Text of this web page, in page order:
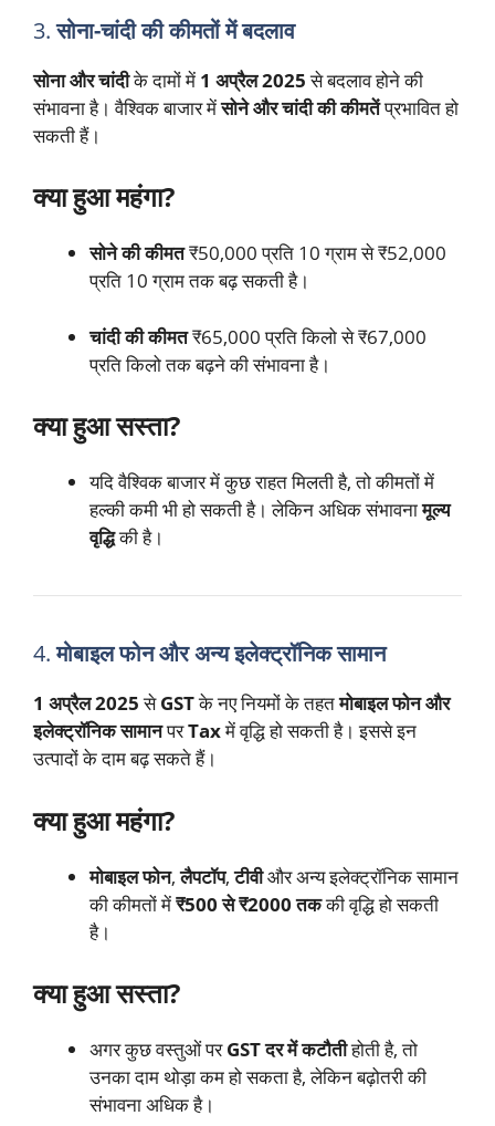
3.सोना-चांदी की कीमतों में बदलाव
सोना और चांदीके दामों में 1 अप्रैल 2025से बदलाव होने की
संभावना है। वैश्विक बाजार मेंसोने और चांदी की कीमतेंप्रभावित हो
सकती हैं।
क्या हुआ महंगा?
सोने की कीमत₹50,000 प्रति 10 ग्राम से ₹52,000
प्रति 10 ग्राम तक बढ़ सकती है।
चांदी की कीमत₹65,000 प्रति किलो से ₹67,000
प्रति किलो तक बढ़ने की संभावना है।
क्या हुआ सस्ता?
यदि वैश्विक बाजार में कुछ राहत मिलती है, तो कीमतों में
हल्की कमी भी हो सकती है। लेकिन अधिक संभावनामूल्य
वृद्धिकी है।
4.मोबाइल फोन और अन्य इलेक्ट्रॉनिक सामान
1 अप्रैल 2025सेGSTके नए नियमों के तहतमोबाइल फोन और
इलेक्ट्रॉनिक सामानपरTaxमें वृद्धि हो सकती है। इससे इन
उत्पादों के दाम बढ़ सकते हैं।
क्या हुआ महंगा?
मोबाइल फोन,लैपटॉप,टीवीऔर अन्य इलेक्ट्रॉनिक सामान
की कीमतों में₹500 से ₹2000 तककी वृद्धि हो सकती
है।
क्या हुआ सस्ता?
अगर कुछ वस्तुओं परGST दर में कटौतीहोती है, तो
उनका दाम थोड़ा कम हो सकता है, लेकिन बढ़ोतरी की
संभावना अधिक है।